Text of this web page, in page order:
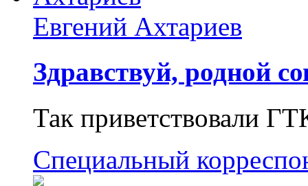
Евгений Ахтариев
Здравствуй, родной
Так приветствовали
Специальный